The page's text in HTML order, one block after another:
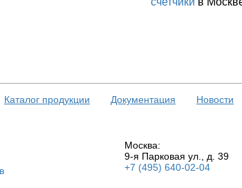
Каталог продукции Документация Новости
Москва:
9-я Парковая ул., д. 39
+7 (495) 640-02-04